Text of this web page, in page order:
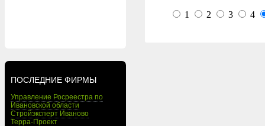
ПОСЛЕДНИЕ ФИРМЫ
Управление Росреестра по
Ивановской области
Стройэксперт Иваново
Терра-Проект
1 2 3 4